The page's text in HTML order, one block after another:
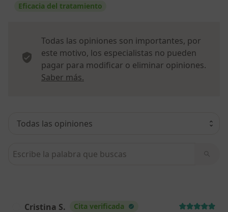
Eficacia del tratamiento
Todas las opiniones son importantes, por
este motivo, los especialistas no pueden
pagar para modificar o eliminar opiniones.
Saber más.
Busca en opiniones
Cristina S. Cita verificada